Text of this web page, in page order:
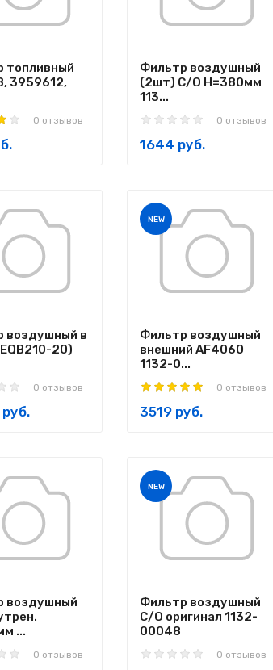
топливный
3959612,
0 отзывов
Фильтр воздушный
(2шт) С/О Н=380мм
113...
0 отзывов
1644 руб.
воздушный в
20)
0 отзывов
NEW
Фильтр воздушный
внешний AF4060
1132-0...
0 отзывов
3519 руб.
воздушный
...
0 отзывов
NEW
Фильтр воздушный
С/О оригинал 1132-
00048
0 отзывов